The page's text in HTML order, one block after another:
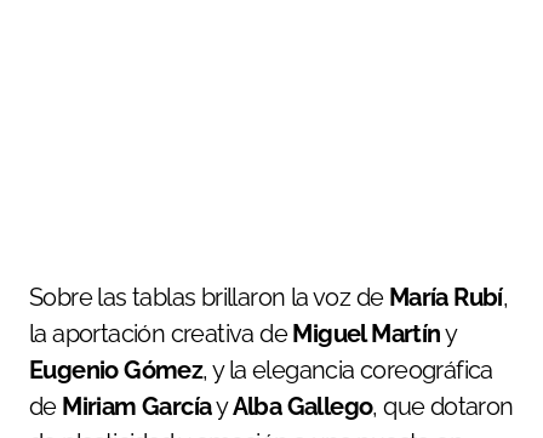
Sobre las tablas brillaron la voz de María Rubí,
la aportación creativa deMiguel Martíny
Eugenio Gómez, y la elegancia coreográfica
de Miriam GarcíayAlba Gallego, que dotaron